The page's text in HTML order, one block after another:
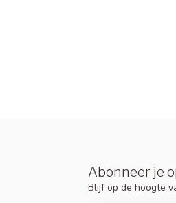
Abonneer je
Blijf op de hoogte